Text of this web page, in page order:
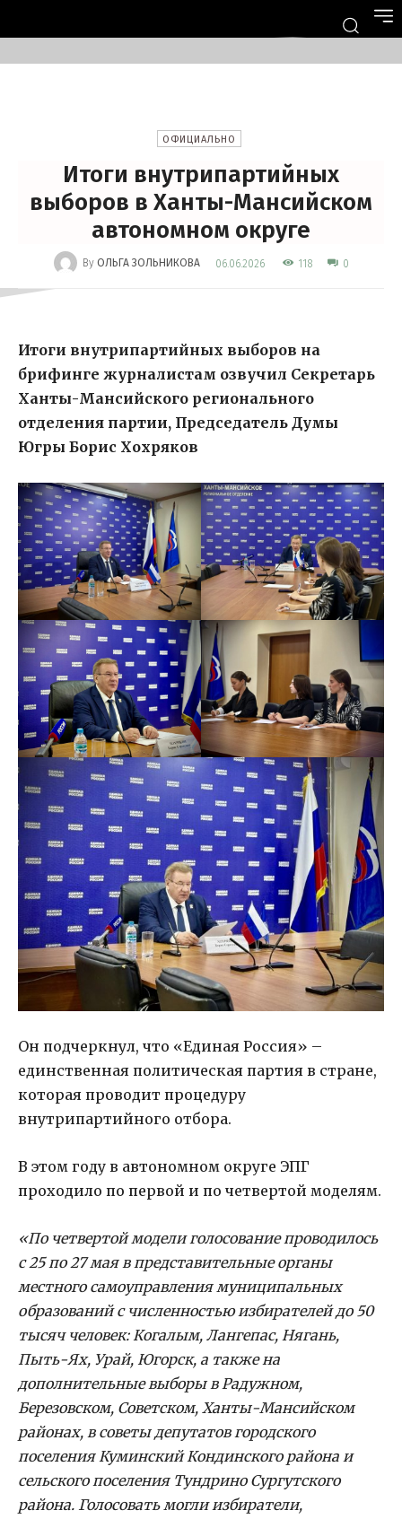
ОФИЦИАЛЬНО
Итоги внутрипартийных
выборов в Ханты-Мансийском
автономном округе
By ОЛЬГА ЗОЛЬНИКОВА 06.06.2026 118 0
Итоги внутрипартийных выборов на
брифинге журналистам озвучил Секретарь
Ханты-Мансийского регионального
отделения партии, Председатель Думы
Югры Борис Хохряков
Он подчеркнул, что «Единая Россия» –
единственная политическая партия в стране,
которая проводит процедуру
внутрипартийного отбора.
В этом году в автономном округе ЭПГ
проходило по первой и по четвертой моделям.
«По четвертой модели голосование проводилось
с 25 по 27 мая в представительные органы
местного самоуправления муниципальных
образований с численностью избирателей до 50
тысяч человек: Когалым, Лангепас, Нягань,
Пыть-Ях, Урай, Югорск, а также на
дополнительные выборы в Радужном,
Березовском, Советском, Ханты-Мансийском
районах, в советы депутатов городского
поселения Куминский Кондинского района и
сельского поселения Тундрино Сургутского
района. Голосовать могли избиратели,